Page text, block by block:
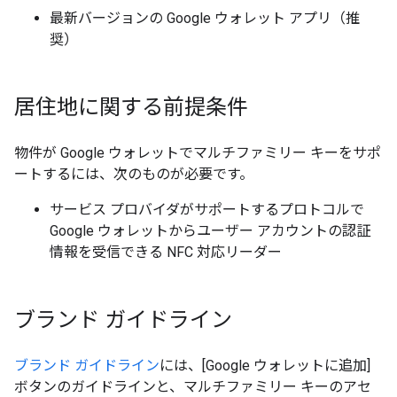
最新バージョンの Google ウォレット アプリ（推
奨）
居住地に関する前提条件
物件が Google ウォレットでマルチファミリー キーをサポ
ートするには、次のものが必要です。
サービス プロバイダがサポートするプロトコルで
Google ウォレットからユーザー アカウントの認証
情報を受信できる NFC 対応リーダー
ブランド ガイドライン
ブランド ガイドラインには、[Google ウォレットに追加]
ボタンのガイドラインと、マルチファミリー キーのアセ